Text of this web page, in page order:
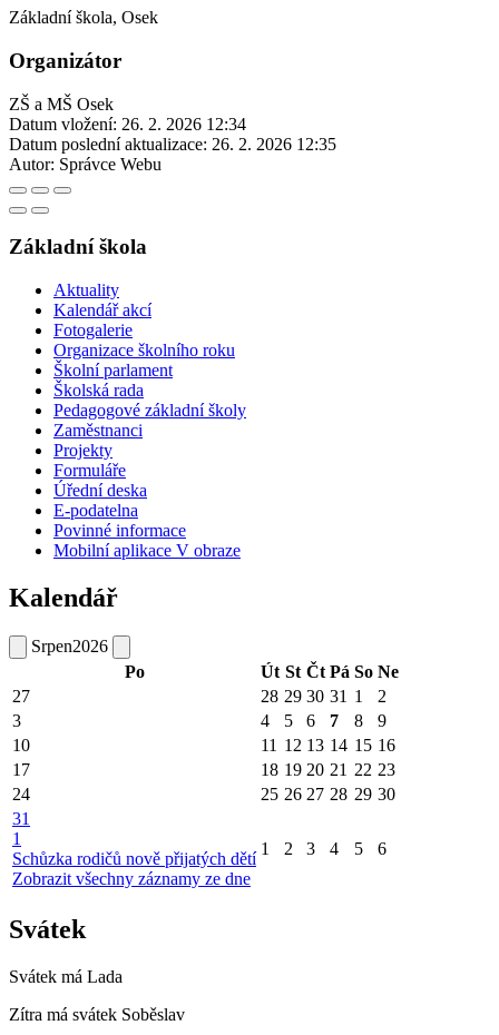
Základní škola, Osek
Organizátor
ZŠ a MŠ Osek
Datum vložení: 26. 2. 2026 12:34
Datum poslední aktualizace: 26. 2. 2026 12:35
Autor: Správce Webu
Základní škola
Aktuality
Kalendář akcí
Fotogalerie
Organizace školního roku
Školní parlament
Školská rada
Pedagogové základní školy
Zaměstnanci
Projekty
Formuláře
Úřední deska
E-podatelna
Povinné informace
Mobilní aplikace V obraze
Kalendář
Srpen2026
Po
Út St Čt Pá So Ne
27
28 29 30 31 1
2
3
4 5 6 7 8
9
10
11 12 13 14 15 16
17
18 19 20 21 22 23
24
25 26 27 28 29 30
31
1
Schůzka rodičů nově přijatých dětí
Zobrazit všechny záznamy ze dne
1 2 3 4 5 6
Svátek
Svátek má Lada
Zítra má svátek Soběslav